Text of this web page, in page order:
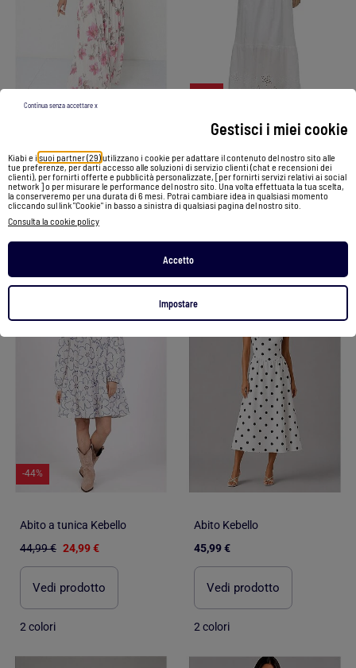
Gestisci i miei cookie
Kiabi e i suoi partner (29)utilizzano i cookie per adattare il contenuto del nostro sito alle
tue preferenze, per darti accesso alle soluzioni di servizio clienti (chat e recensioni dei
clienti), per fornirti offerte e pubblicità personalizzate, [per fornirti servizi relativi ai social
network ] o per misurare le performance del nostro sito. Una volta effettuata la tua scelta,
la conserveremo per una durata di 6 mesi. Potrai cambiare idea in qualsiasi momento
cliccando sul link "Cookie" in basso a sinistra di qualsiasi pagina del nostro sito.
Consulta la cookie policy
Accetto
Impostare
Continua senza accettare x
29,99 €
Vedi prodotto
-40%
59,99 € 35,99 €
Vedi prodotto
2 colori
-44%
Abito a tunica Kebello
44,99 € 24,99 €
Vedi prodotto
2 colori
Abito Kebello
45,99 €
Vedi prodotto
2 colori